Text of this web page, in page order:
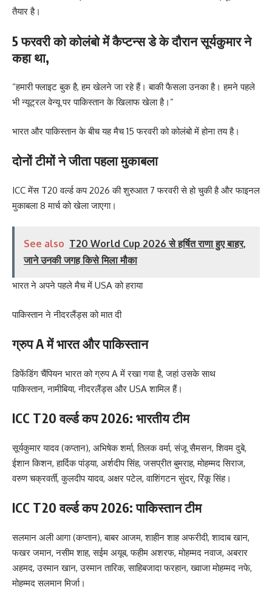
तैयार है।
5 फरवरी को कोलंबो में कैप्टन्स डे के दौरान सूर्यकुमार ने
कहा था,
“हमारी फ्लाइट बुक है, हम खेलने जा रहे हैं। बाकी फैसला उनका है। हमने पहले
भी न्यूट्रल वेन्यू पर पाकिस्तान के खिलाफ खेला है।”
भारत और पाकिस्तान के बीच यह मैच 15 फरवरी को कोलंबो में होना तय है।
दोनों टीमों ने जीता पहला मुकाबला
ICC मेंस T20 वर्ल्ड कप 2026 की शुरुआत 7 फरवरी से हो चुकी है और फाइनल
मुकाबला 8 मार्च को खेला जाएगा।
See also T20 World Cup 2026 से हर्षित राणा हुए बाहर,
जाने उनकी जगह किसे मिला मौका
भारत ने अपने पहले मैच में USA को हराया
पाकिस्तान ने नीदरलैंड्स को मात दी
ग्रुप A में भारत और पाकिस्तान
डिफेंडिंग चैंपियन भारत को ग्रुप A में रखा गया है, जहां उसके साथ
पाकिस्तान, नामीबिया, नीदरलैंड्स और USA शामिल हैं।
ICC T20 वर्ल्ड कप 2026: भारतीय टीम
सूर्यकुमार यादव (कप्तान), अभिषेक शर्मा, तिलक वर्मा, संजू सैमसन, शिवम दुबे,
ईशान किशन, हार्दिक पांड्या, अर्शदीप सिंह, जसप्रीत बुमराह, मोहम्मद सिराज,
वरुण चक्रवर्ती, कुलदीप यादव, अक्षर पटेल, वाशिंगटन सुंदर, रिंकू सिंह।
ICC T20 वर्ल्ड कप 2026: पाकिस्तान टीम
सलमान अली आगा (कप्तान), बाबर आजम, शाहीन शाह अफरीदी, शादाब खान,
फखर जमान, नसीम शाह, सईम अयूब, फहीम अशरफ, मोहम्मद नवाज, अबरार
अहमद, उस्मान खान, उस्मान तारिक, साहिबजादा फरहान, ख्वाजा मोहम्मद नफे,
मोहम्मद सलमान मिर्जा।